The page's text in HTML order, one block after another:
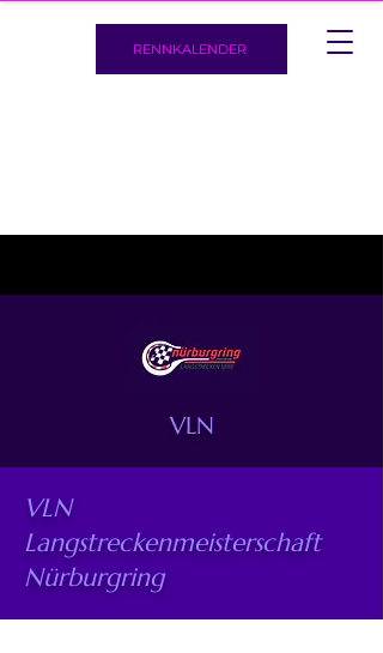
RENNKALENDER
VLN
VLN
Langstreckenmeisterschaft
Nürburgring